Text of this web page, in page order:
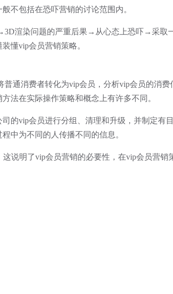
不包括在恐吓营销的讨论范围内。
染问题的严重后果→从心态上恐吓→采取
懂vip会员营销策略。
通消费者转化为vip会员，分析vip会员的消
法在实际操作策略和概念上有许多不同。
vip会员进行分组、清理和升级，并制定有
中为不同的人传播不同的信息。
明了vip会员营销的必要性，在vip会员营销